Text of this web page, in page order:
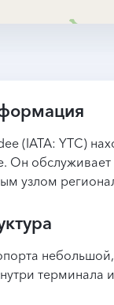
(IATA: YTC)
Он
узлом
терминала